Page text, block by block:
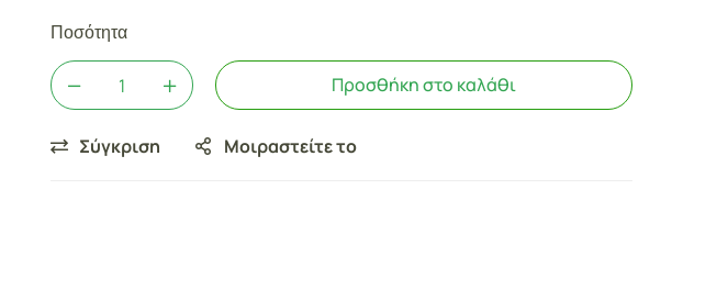
Ποσότητα
Προσθήκη στο καλάθι
Σύγκριση Μοιραστείτε το